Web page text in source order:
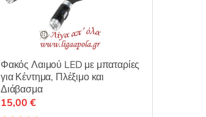
Φακός Λαιμού LED με μπαταρίες
για Κέντημα, Πλέξιμο και
Διάβασμα
15,00 €